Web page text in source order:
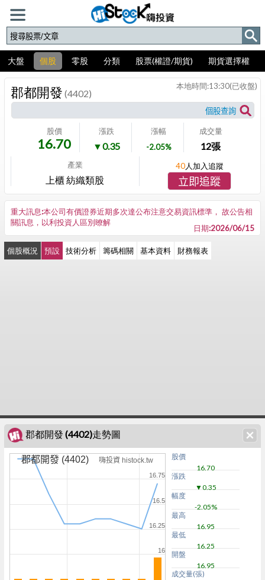
大盤 個股 零股 分類 股票(權證/期貨) 期貨選擇權
郡都開發 (4402)
股價
16.70
漲跌
▼0.35
漲幅
-2.05%
成交量
12張
產業
上櫃 紡織類股
本地時間:13:30(已收盤)
40人加入追蹤
立即追蹤
重大訊息:本公司有價證券近期多次達公布注意交易資訊標準， 故公告相
關訊息，以利投資人區別暸解
日期:2026/06/15
個股概況 預設 技術分析 籌碼相關 基本資料 財務報表
郡都開發 (4402)走勢圖
郡都開發 (4402) 嗨投資 histock.tw
16
16.25
16.5
16.75
股價
16.70
漲跌
▼0.35
幅度
-2.05%
最高
16.95
最低
16.25
開盤
16.95
成交量(張)